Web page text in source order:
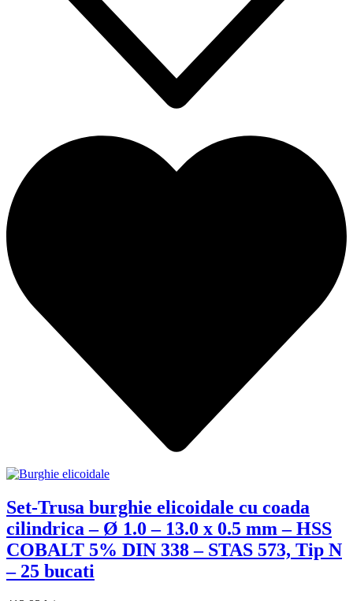
Set-Trusa burghie elicoidale cu coada
cilindrica – Ø 1.0 – 13.0 x 0.5 mm – HSS
COBALT 5% DIN 338 – STAS 573, Tip N
– 25 bucati